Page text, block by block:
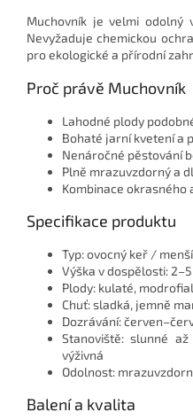
Muchovník je velmi odolný
Nevyžaduje chemickou
pro ekologické a přírodní
Proč právě Muchovník
Lahodné plody
Bohaté jarní kvetení a
Nenáročné pěstování
Plně mrazuvzdorný a
Kombinace okrasného
Specifikace produktu
Typ: ovocný keř /
Výška v dospělosti:
Plody: kulaté,
Chuť: sladká, jemně
Dozrávání:
Stanoviště: slunné
výživná
Odolnost:
Balení a kvalita